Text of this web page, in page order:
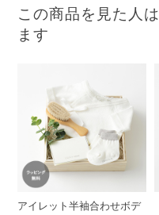
この商品を見た人
ます
アイレット半袖合わせボデ